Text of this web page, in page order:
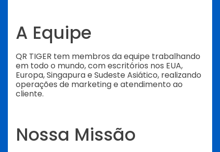
A Equipe
QR TIGER tem membros da equipe trabalhando
em todo o mundo, com escritórios nos EUA,
Europa, Singapura e Sudeste Asiático, realizando
operações de marketing e atendimento ao
cliente.
Nossa Missão